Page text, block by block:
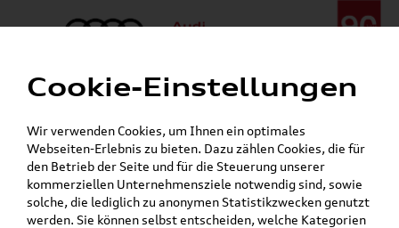
Menü
24h-Pannenhilfe:+49 (0)171 / 870 72 87
Gerade geöffnet
Verkauf:
Mo. - Fr. 08:00 - 19:00 Uhr Sa. 09:00 - 13:00 Uhr
Service:Mo. - Fr. 06:00 - 20:00 Uhr Sa. 08:00 - 13:00 Uhr
Cookie-Einstellungen
Wir verwenden Cookies, um Ihnen ein optimales
Webseiten-Erlebnis zu bieten. Dazu zählen Cookies, die für
den Betrieb der Seite und für die Steuerung unserer
kommerziellen Unternehmensziele notwendig sind, sowie
solche, die lediglich zu anonymen Statistikzwecken genutzt
werden. Sie können selbst entscheiden, welche Kategorien